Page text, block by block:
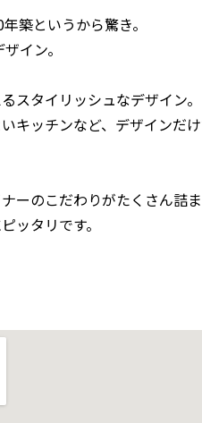
築というから驚き。
イン。
スタイリッシュなデザイン。
キッチンなど、デザインだ
ーのこだわりがたくさん詰ま
ッタリです。